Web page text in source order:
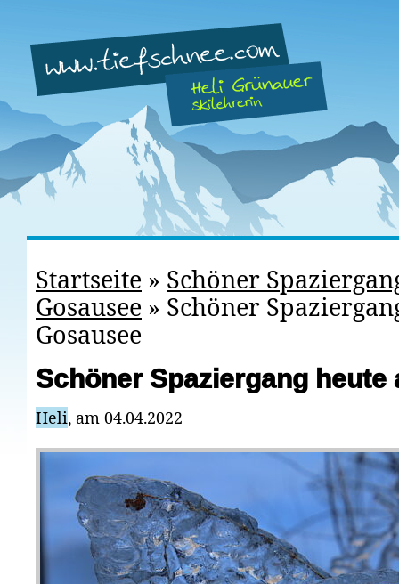
Startseite » Schöner
Gosausee » Schöner
Gosausee
Schöner Spaziergang heute
Heli, am 04.04.2022